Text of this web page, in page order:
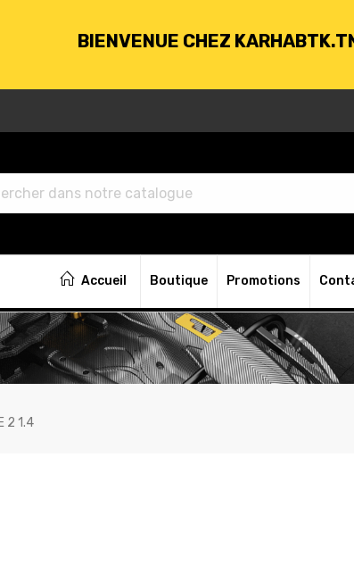
BIENVENUE CHEZ
GRATUITE À PARTIR DE
BIENVENUE CHEZ
GRATUITE À PARTIR DE
Accueil Boutique Promotions
2 1.4